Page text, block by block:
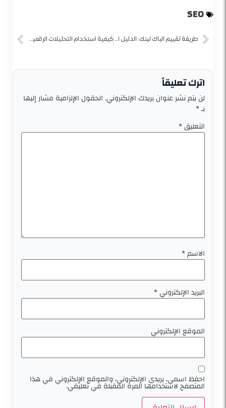
SEO
طريقة تقييم الباك لينك: الدليل الشامل لتحسين قوة موقعك في نتائج البحث كيفية استخدام التحليلات الرقمية لتحسين حملاتك التسويقية
اترك تعليقاً
لن يتم نشر عنوان بريدك الإلكتروني.الحقول الإلزامية مشار إليها
بـ*
التعليق*
الاسم*
البريد الإلكتروني*
الموقع الإلكتروني
احفظ اسمي، بريدي الإلكتروني، والموقع الإلكتروني في هذا
المتصفح لاستخدامها المرة المقبلة في تعليقي.